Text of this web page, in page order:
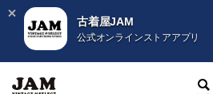
古着屋JAM
公式オンラインストアアプリ